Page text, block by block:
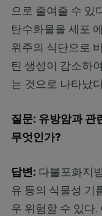
으로 줄여줄 수 있
탄수화물을 세포
위주의 식단으로
틴 생성이 감소하
는 것으로 나타났
질문: 유방암과 관
무엇인가?
답변: 다불포화지
유 등의 식물성 기
우 위험할 수 있다